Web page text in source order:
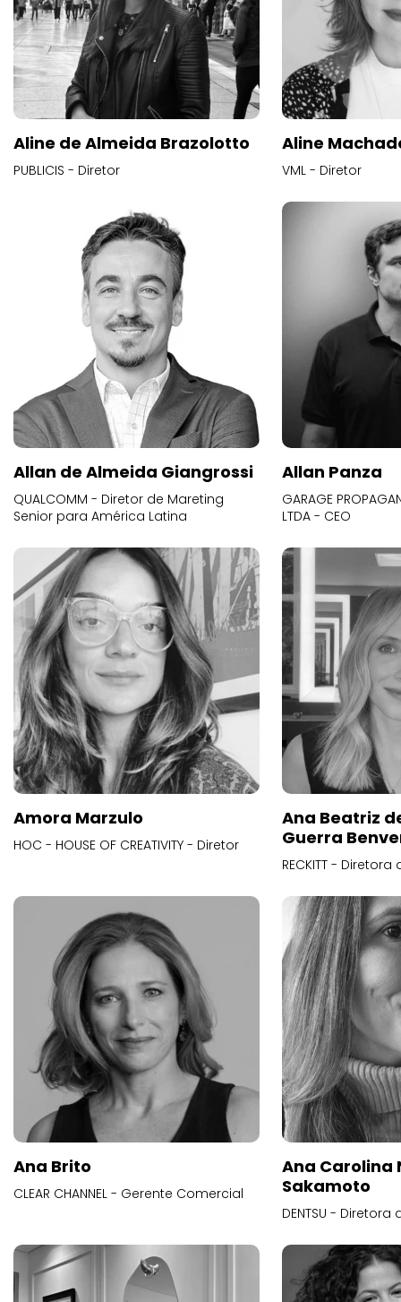
Aline de Almeida Brazolotto
PUBLICIS - Diretor
Aline
VML - Diretor
Allan de Almeida Giangrossi
QUALCOMM - Diretor de Mareting
Senior para América Latina
Allan Panza
GARAGE
LTDA - CEO
Amora Marzulo
HOC - HOUSE OF CREATIVITY - Diretor
Ana Beatriz
Guerra
RECKITT -
Ana Brito
CLEAR CHANNEL - Gerente Comercial
Ana Carolina
Sakamoto
DENTSU -